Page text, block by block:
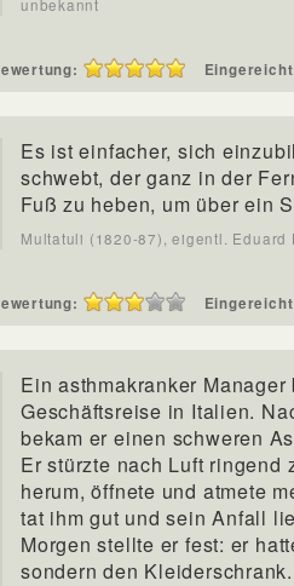
unbekannt
Es ist einfacher, sich
schwebt, der ganz in der
Fuß zu heben, um über ein
Multatuli (1820-87), eigentl. Eduard
Ein asthmakranker
Geschäftsreise in Italien.
bekam er einen schweren
Er stürzte nach Luft ringend
herum, öffnete und atmete
tat ihm gut und sein Anfall
Morgen stellte er fest: er
sondern den